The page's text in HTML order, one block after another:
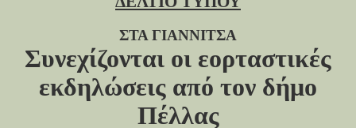
ΣΤΑ ΓΙΑΝΝΙΤΣΑ
Συνεχίζονται οι εορταστικές
εκδηλώσεις από τον δήμο
Πέλλας